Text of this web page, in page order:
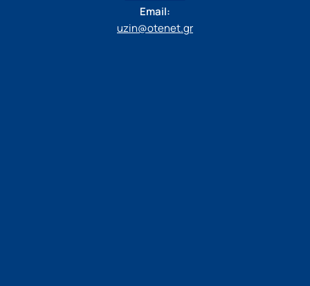
Email:
uzin@otenet.gr